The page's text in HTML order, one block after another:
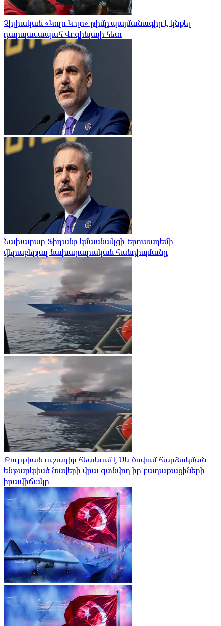
Չիլիական «Կոլո Կոլո» թիմը պայմանագիր է կնքել
դարպասապահ Վոզինյայի հետ
Նախարար Ֆիդանը կմասնակցի Երուսաղեմի
վերաբերյալ նախարարական հանդիպմանը
Թուրքիան ուշադիր հետևում է Սև ծովում հարձակման
ենթարկված նավերի վրա գտնվող իր քաղաքացիների
իրավիճակը